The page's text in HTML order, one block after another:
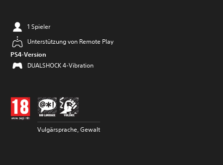
1 Spieler
Unterstützung von Remote Play
PS4-Version
DUALSHOCK 4-Vibration
Vulgärsprache, Gewalt